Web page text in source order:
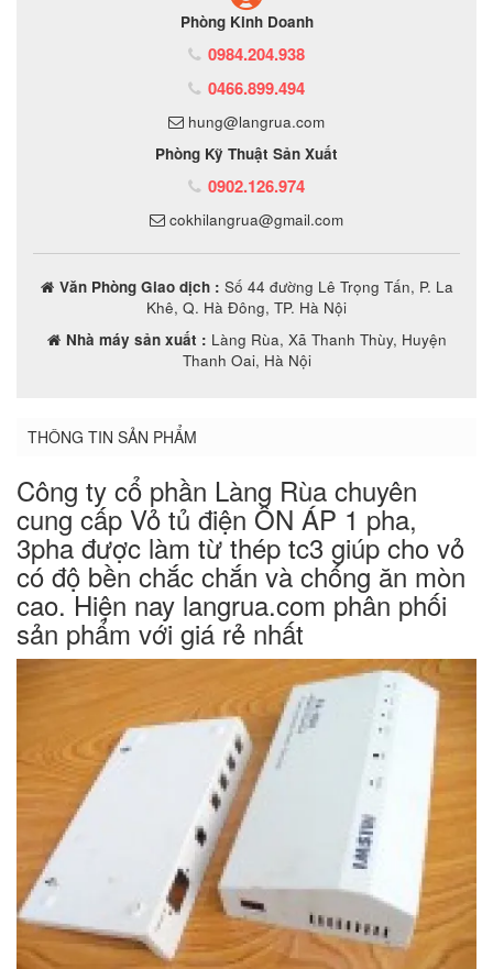
Phòng Kinh Doanh
0984.204.938
0466.899.494
hung@langrua.com
Phòng Kỹ Thuật Sản Xuất
0902.126.974
cokhilangrua@gmail.com
Văn Phòng Giao dịch : Số 44 đường Lê Trọng Tấn, P. La
Khê, Q. Hà Đông, TP. Hà Nội
Nhà máy sản xuất : Làng Rùa, Xã Thanh Thùy, Huyện
Thanh Oai, Hà Nội
THÔNG TIN SẢN PHẨM
Công ty cổ phần Làng Rùa chuyên
cung cấp Vỏ tủ điện ÔN ÁP 1 pha,
3pha được làm từ thép tc3 giúp cho vỏ
có độ bền chắc chắn và chống ăn mòn
cao. Hiện nay langrua.com phân phối
sản phẩm với giá rẻ nhất